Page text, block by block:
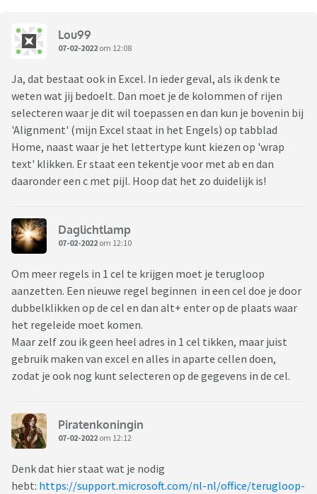
Lou99
07-02-2022 om 12:08
Ja, dat bestaat ook in Excel. In ieder geval, als ik denk te
weten wat jij bedoelt. Dan moet je de kolommen of rijen
selecteren waar je dit wil toepassen en dan kun je bovenin bij
'Alignment' (mijn Excel staat in het Engels) op tabblad
Home, naast waar je het lettertype kunt kiezen op 'wrap
text' klikken. Er staat een tekentje voor met ab en dan
daaronder een c met pijl. Hoop dat het zo duidelijk is!
Daglichtlamp
07-02-2022 om 12:10
Om meer regels in 1 cel te krijgen moet je terugloop
aanzetten. Een nieuwe regel beginnen in een cel doe je door
dubbelklikken op de cel en dan alt+ enter op de plaats waar
het regeleide moet komen.
Maar zelf zou ik geen heel adres in 1 cel tikken, maar juist
gebruik maken van excel en alles in aparte cellen doen,
zodat je ook nog kunt selecteren op de gegevens in de cel.
Piratenkoningin
07-02-2022 om 12:12
Denk dat hier staat wat je nodig
hebt: https://support.microsoft.com/nl-nl/office/terugloop-